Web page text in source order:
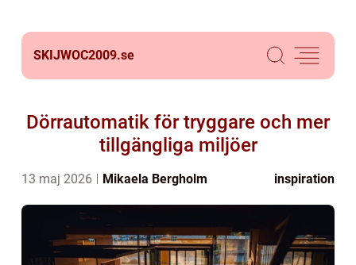
SKIJWOC2009.se
Dörrautomatik för tryggare och mer
tillgängliga miljöer
13 maj 2026 Mikaela Bergholm inspiration